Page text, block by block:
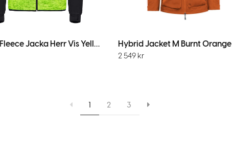
Haines Fleece Jacka Herr Vis Yellow Hybrid Jacket M Burnt Orange
2 549 kr
1 2 3